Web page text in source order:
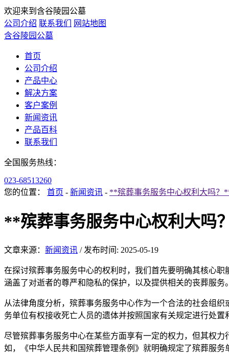
欢迎来到含谷陵园公墓
公司介绍 联系我们
网站地图
含谷陵园公墓
首页
公司介绍
产品中心
解决方案
客户案例
新闻资讯
产品百科
联系我们
全国服务热线：
023-68513260
您的位置： 首页 - 新闻资讯 - **殡葬事务服务中心权利大吗？
**殡葬事务服务中心权利大吗
文章来源： 新闻资讯 / 发布时间: 2025-05-19
在探讨殡葬事务服务中心的权利时，我们首先要明确其核心
涵盖了对逝者的尊严和隐私的保护，以及提供相关的丧葬服
从法律角度分析，殡葬事务服务中心作为一个合法的社会组
务单位有权接收死亡人员的遗体并按照国家有关规定进行处
尽管殡葬事务服务中心在某些方面享有一定的权力，但其权
如，《中华人民共和国殡葬管理条例》就明确规定了殡葬服